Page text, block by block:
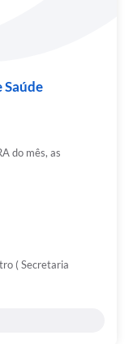
do mês, as
( Secretaria